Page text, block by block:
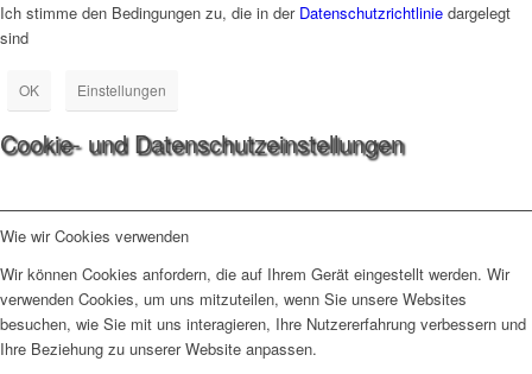
Ich stimme den Bedingungen zu, die in der Datenschutzrichtlinie dargelegt
sind
OK Einstellungen
Cookie- und Datenschutzeinstellungen
Wie wir Cookies verwenden
Wir können Cookies anfordern, die auf Ihrem Gerät eingestellt werden. Wir
verwenden Cookies, um uns mitzuteilen, wenn Sie unsere Websites
besuchen, wie Sie mit uns interagieren, Ihre Nutzererfahrung verbessern und
Ihre Beziehung zu unserer Website anpassen.